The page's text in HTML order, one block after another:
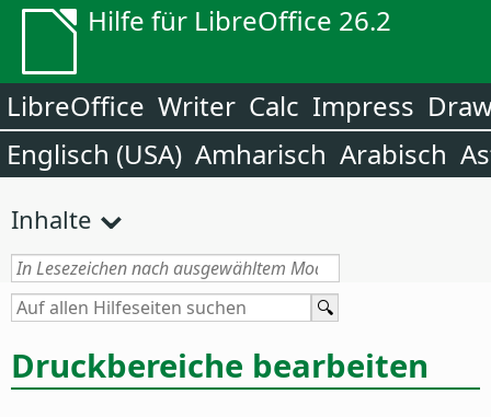
Hilfe für LibreOffice 26.2
LibreOffice Writer Calc Impress
Englisch (USA) Amharisch Arabisch
Inhalte
Druckbereiche bearbeiten